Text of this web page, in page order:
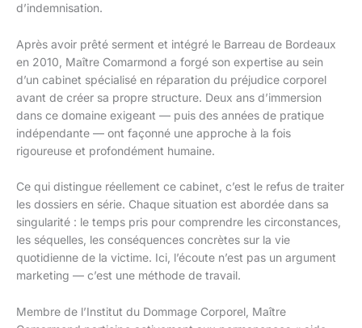
d’indemnisation.
Après avoir prêté serment et intégré le Barreau de Bordeaux
en 2010, Maître Comarmond a forgé son expertise au sein
d’un cabinet spécialisé en réparation du préjudice corporel
avant de créer sa propre structure. Deux ans d’immersion
dans ce domaine exigeant — puis des années de pratique
indépendante — ont façonné une approche à la fois
rigoureuse et profondément humaine.
Ce qui distingue réellement ce cabinet, c’est le refus de traiter
les dossiers en série. Chaque situation est abordée dans sa
singularité : le temps pris pour comprendre les circonstances,
les séquelles, les conséquences concrètes sur la vie
quotidienne de la victime. Ici, l’écoute n’est pas un argument
marketing — c’est une méthode de travail.
Membre de l’Institut du Dommage Corporel, Maître